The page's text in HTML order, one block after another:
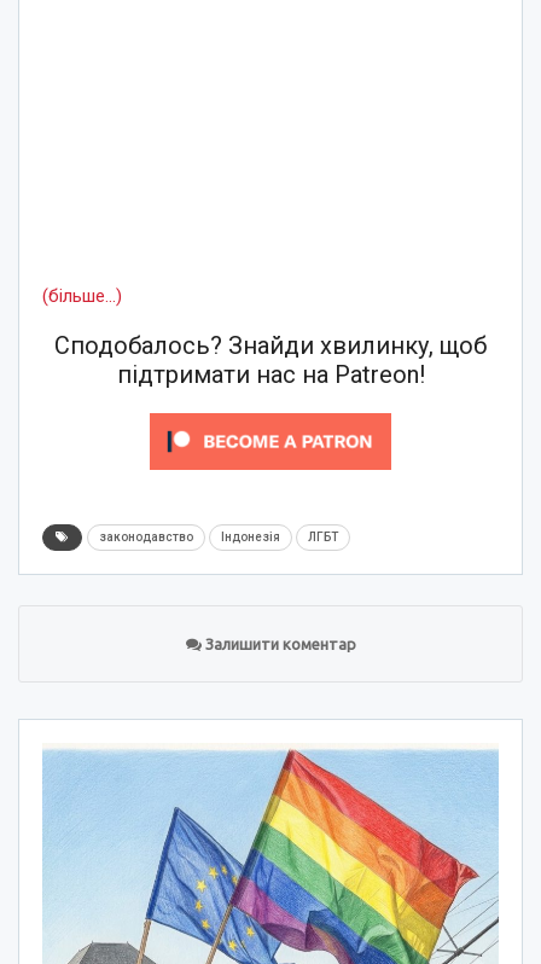
(більше…)
Сподобалось? Знайди хвилинку, щоб
підтримати нас на Patreon!
законодавство Індонезія ЛГБТ
Залишити коментар